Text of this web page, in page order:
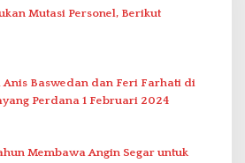
Mutasi Personel, Berikut
Anis Baswedan dan Feri Farhati di
Perdana 1 Februari 2024
Membawa Angin Segar untuk